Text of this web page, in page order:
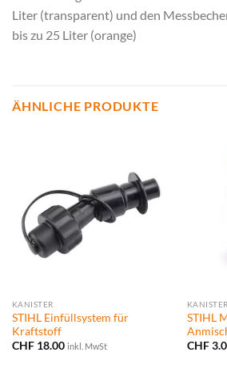
Liter (transparent) und den
bis zu 25 Liter (orange)
ÄHNLICHE PRODUKTE
KANISTER
STIHL Einfüllsystem für
Kraftstoff
CHF18.00 inkl. MwSt
KANISTER
STIHL
CHF